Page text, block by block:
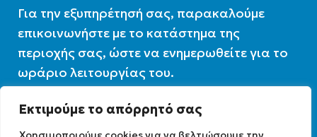
Εκτιμούμε το απόρρητό σας
Για την εξυπηρέτησή σας, παρακαλούμε
επικοινωνήστε με το κατάστημα της
περιοχής σας, ώστε να ενημερωθείτε για το
ωράριο λειτουργίας του.
Ωράριο λειτουργίας : 07:30 – 16:00